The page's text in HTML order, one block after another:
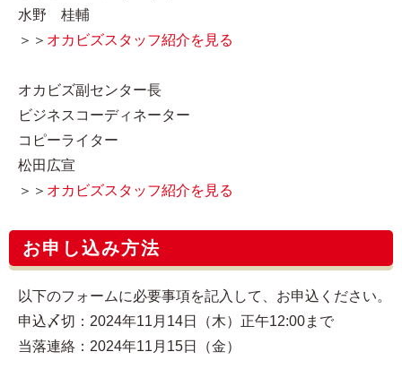
水野 桂輔
＞＞ オカビズスタッフ紹介を見る
オカビズ副センター長
ビジネスコーディネーター
コピーライター
松田広宣
＞＞ オカビズスタッフ紹介を見る
お申し込み方法
以下のフォームに必要事項を記入して、お申込ください。
申込〆切：2024年11月14日（木）正午12:00まで
当落連絡：2024年11月15日（金）